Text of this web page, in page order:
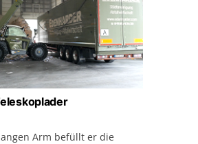
Arm befüllt er die